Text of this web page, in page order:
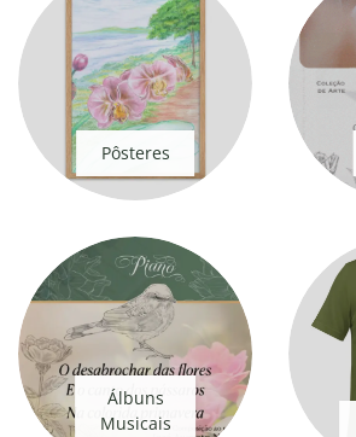
Pôsteres
Álbuns
Musicais